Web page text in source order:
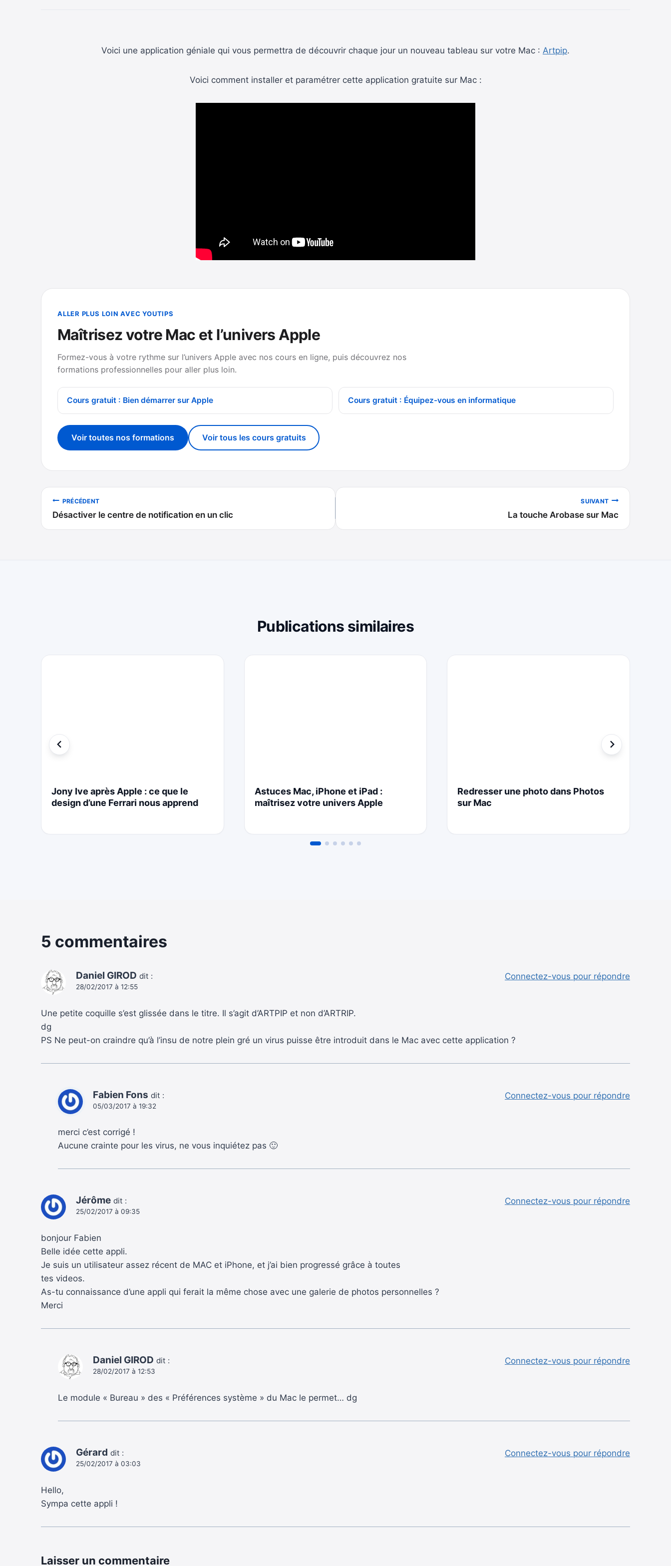
Voici une application géniale qui vous permettra de découvrir chaque jour un nouveau tableau sur votre Mac : Artpip.
Voici comment installer et paramétrer cette application gratuite sur Mac :
ALLER PLUS LOIN AVEC YOUTIPS
Maîtrisez votre Mac et l’univers Apple
Formez-vous à votre rythme sur l’univers Apple avec nos cours en ligne, puis découvrez nos
formations professionnelles pour aller plus loin.
Cours gratuit : Bien démarrer sur Apple Cours gratuit : Équipez-vous en informatique
Voir toutes nos formations Voir tous les cours gratuits
Navigation
de
PRÉCÉDENT
Désactiver le centre de notification en un clic
SUIVANT
La touche Arobase sur Mac
Publications similaires
Jony Ive après Apple : ce que le
design d’une Ferrari nous apprend
Astuces Mac, iPhone et iPad :
maîtrisez votre univers Apple
Redresser une photo dans Photos
sur Mac
5 commentaires
Daniel GIROD dit :
28/02/2017 à 12:55
Une petite coquille s’est glissée dans le titre. Il s’agit d’ARTPIP et non d’ARTRIP.
dg
PS Ne peut-on craindre qu’à l’insu de notre plein gré un virus puisse être introduit dans le Mac avec cette application ?
Connectez-vous pour répondre
Fabien Fons dit :
05/03/2017 à 19:32
merci c’est corrigé !
Aucune crainte pour les virus, ne vous inquiétez pas 🙂
Connectez-vous pour répondre
Jérôme dit :
25/02/2017 à 09:35
bonjour Fabien
Belle idée cette appli.
Je suis un utilisateur assez récent de MAC et iPhone, et j’ai bien progressé grâce à toutes
tes videos.
As-tu connaissance d’une appli qui ferait la même chose avec une galerie de photos personnelles ?
Merci
Connectez-vous pour répondre
Daniel GIROD dit :
28/02/2017 à 12:53
Le module « Bureau » des « Préférences système » du Mac le permet… dg
Connectez-vous pour répondre
Gérard dit :
25/02/2017 à 03:03
Hello,
Sympa cette appli !
Connectez-vous pour répondre
Laisser un commentaire